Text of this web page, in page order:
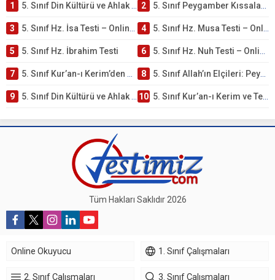
1 5. Sınıf Din Kültürü ve Ahlak Bilgisi 4. Ünite: Peygamber Kıssaları Çalışmaları 2 5. Sınıf Peygamber Kıssaları Ünite Testi – Online Çöz
3 5. Sınıf Hz. İsa Testi – Online Çöz 4 5. Sınıf Hz. Musa Testi – Online Çöz
5 5. Sınıf Hz. İbrahim Testi 6 5. Sınıf Hz. Nuh Testi – Online Çöz
7 5. Sınıf Kur’an-ı Kerim’den Öğütler – Peygamber Kıssaları Testi – Online Çöz 8 5. Sınıf Allah’ın Elçileri: Peygamberler Testi – Online Çöz
9 5. Sınıf Din Kültürü ve Ahlak Bilgisi 3. Ünite: Kur’an-ı Kerim Çalışmaları 10 5. Sınıf Kur’an-ı Kerim ve Temel Özellikleri Testi – Online Çöz
Tüm Hakları Saklıdır 2026
Online Okuyucu 1. Sınıf Çalışmaları
2. Sınıf Çalışmaları 3. Sınıf Çalışmaları